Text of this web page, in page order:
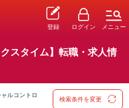
登録 ログイン メニュー
スタイム】転職・求人情
ルコントロ
検索条件を変更